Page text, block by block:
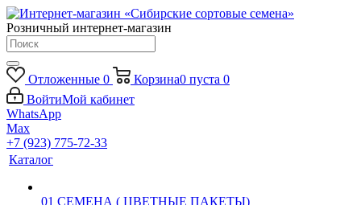
Розничный интернет-магазин
Отложенные 0 Корзина0 пуста 0
ВойтиМой кабинет
WhatsApp
Max
+7 (923) 775-72-33
Каталог
01 СЕМЕНА ( ЦВЕТНЫЕ ПАКЕТЫ)